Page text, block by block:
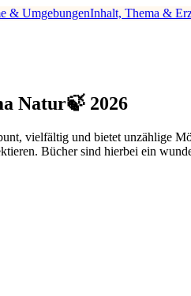
& UmgebungenInhalt, Thema &
Natur🍃 2026
vielfältig und bietet unzählige
Bücher sind hierbei ein